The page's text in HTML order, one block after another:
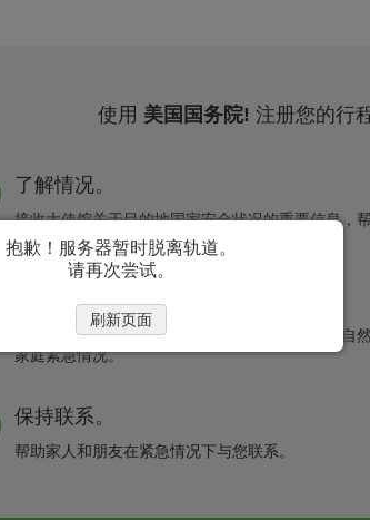
使用 美国国务院! 注册您的行
了解情况。
接收大使馆关于目的地国家安全状况的重要信息，
划的明智决定。
注意安全。
帮助美国大使馆在紧急情况下与您联系，无论是自
家庭紧急情况。
保持联系。
帮助家人和朋友在紧急情况下与您联系。
抱歉！服务器暂时脱离轨道。
请再次尝试。
刷新页面